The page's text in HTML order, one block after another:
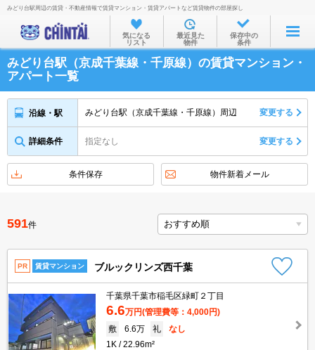
お部屋を探す
沿線・駅から
住所から
家賃相場から
不動産会社から
みどり台駅周辺の賃貸・不動産情報で賃貸マンション・賃貸アパートなど賃貸物件の部屋探し
気になる
リスト
最近見た
物件
保存中の
条件
みどり台駅（京成千葉線・千原線）の賃貸マンション・
アパート一覧
沿線・駅 みどり台駅（京成千葉線・千原線）周辺 変更する
詳細条件 指定なし 変更する
条件保存 物件新着メール
591件
PR 賃貸マンション ブルックリンズ西千葉
千葉県千葉市稲毛区緑町２丁目
6.6万円(管理費等：4,000円)
敷
6.6万 礼
なし
1K
22.96m²